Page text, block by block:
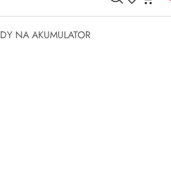
NA AKUMULATOR